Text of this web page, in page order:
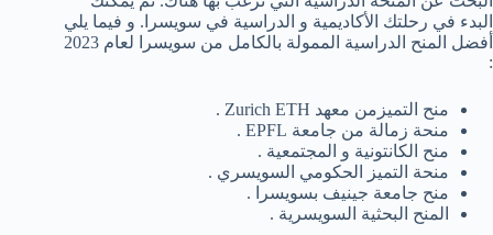
البدء في رحلتك الأكاديمية و الدراسية في سويسرا. و فيما يلي
أفضل المنح الدراسية الممولة بالكامل من سويسرا لعام 2023
:
منح التميزمن معهد Zurich ETH .
منحة زمالة من جامعة EPFL .
منح الكانتونية و المجتمعية .
منحة التميز الحكومي السويسري .
منح جامعة جينيف بسويسرا .
المنح البحثية السويسرية .